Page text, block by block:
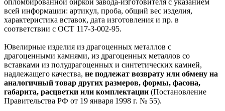
опломбированной биркой завода-изготовителя с указанием
всей информации: артикул, проба, общий вес изделия,
характеристика вставок, дата изготовления и пр. в
соответствии с ОСТ 117-3-002-95.
Ювелирные изделия из драгоценных металлов с
драгоценными камнями, из драгоценных металлов со
вставками из полудрагоценных и синтетических камней,
надлежащего качества, не подлежат возврату или обмену на
аналогичный товар других размеров, формы, фасона,
габарита, расцветки или комплектации (Постановление
Правительства РФ от 19 января 1998 г. № 55).